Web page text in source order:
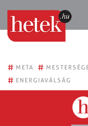
# META #
# ENERGIAVÁLSÁG